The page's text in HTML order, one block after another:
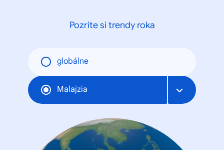
Pozrite si trendy roka
globálne
Malajzia